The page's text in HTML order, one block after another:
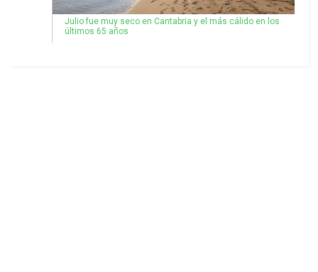
Julio fue muy seco en Cantabria y el más cálido en los
últimos 65 años